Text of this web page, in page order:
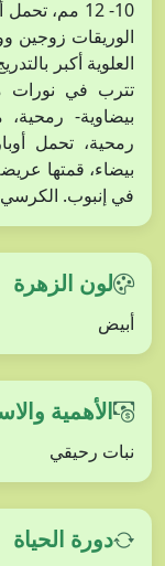
10- 12 مم،
العلوية أكبر
بيضاوية- رمحية،
بيضاء، قمتها
في إنبوب. الكرسي
لون الزهرة
أبيض
الأهمية
نبات رحيقي
دورة الحياة